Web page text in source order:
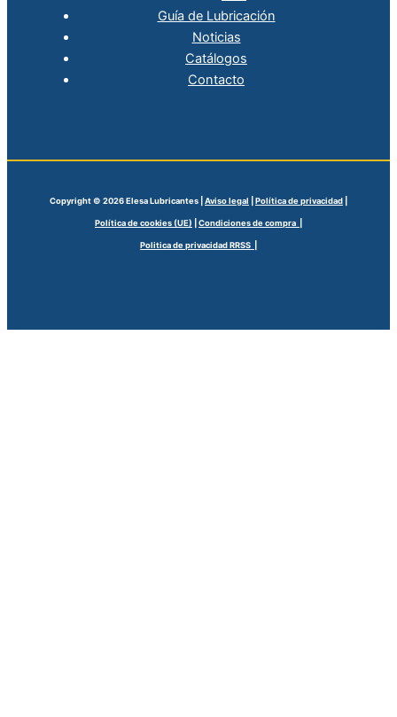
Guía de Lubricación
Noticias
Catálogos
Contacto
Copyright © 2026 Elesa Lubricantes | Aviso legal Política de privacidad
Política de cookies (UE) Condiciones de compra |
Politica de privacidad RRSS |